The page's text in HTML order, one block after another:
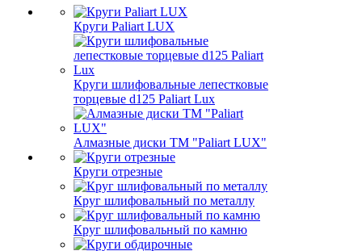
Круги Paliart LUX
Круги шлифовальные лепестковые
торцевые d125 Paliart Lux
Алмазные диски ТМ "Paliart LUX"
Круги отрезные
Круг шлифовальный по металлу
Круг шлифовальный по камню